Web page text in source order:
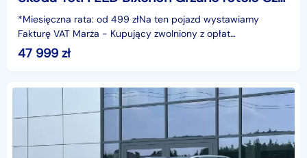
*Miesięczna rata: od 499 złNa ten pojazd wystawiamy
Fakturę VAT Marża - Kupujący zwolniony z opłat
skarbowych.Gwarancja: 6 miesięcy.Cechy szczególne:Wersja
Ambi
47 999 zł